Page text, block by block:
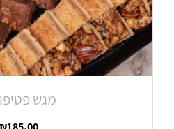
מגש